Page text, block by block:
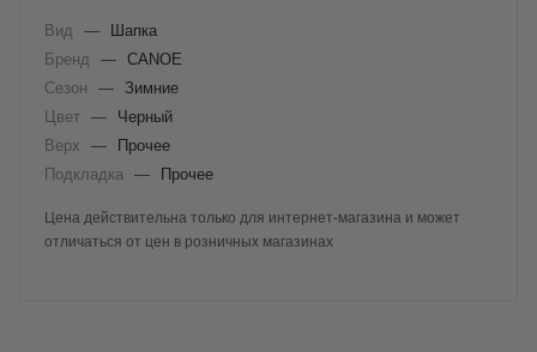
Вид —
Шапка
Бренд
— CANOE
Сезон
— Зимние
Цвет —
Черный
Верх
—
Прочее
Подкладка
— Прочее
Цена действительна только для интернет-магазина и может
отличаться от цен в розничных магазинах